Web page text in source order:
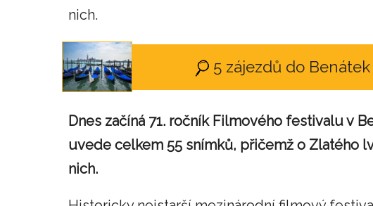
nich.
5 zájezdů do
Dnes začíná 71. ročník Filmového festivalu v
uvede celkem 55 snímků, přičemž o Zlatého
nich.